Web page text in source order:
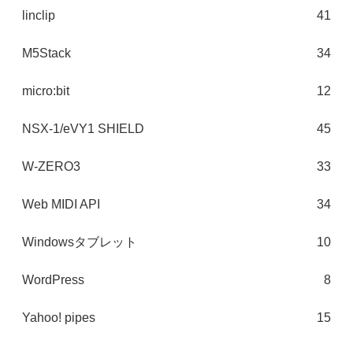
linclip 41
M5Stack 34
micro:bit 12
NSX-1/eVY1 SHIELD 45
W-ZERO3 33
Web MIDI API 34
Windowsタブレット 10
WordPress 8
Yahoo! pipes 15